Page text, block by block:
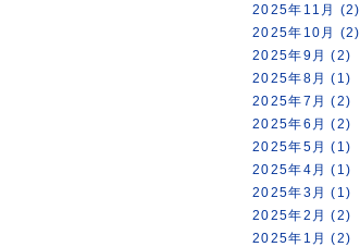
2025年11月 (2)
2025年10月 (2)
2025年9月 (2)
2025年8月 (1)
2025年7月 (2)
2025年6月 (2)
2025年5月 (1)
2025年4月 (1)
2025年3月 (1)
2025年2月 (2)
2025年1月 (2)